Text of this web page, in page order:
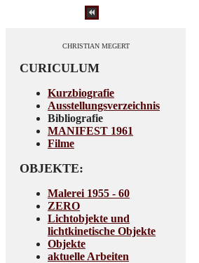
CHRISTIAN MEGERT
CURICULUM
Kurzbiografie
Ausstellungsverzeichnis
Bibliografie
MANIFEST 1961
Filme
OBJEKTE:
Malerei 1955 - 60
ZERO
Lichtobjekte und
lichtkinetische Objekte
Objekte
aktuelle Arbeiten